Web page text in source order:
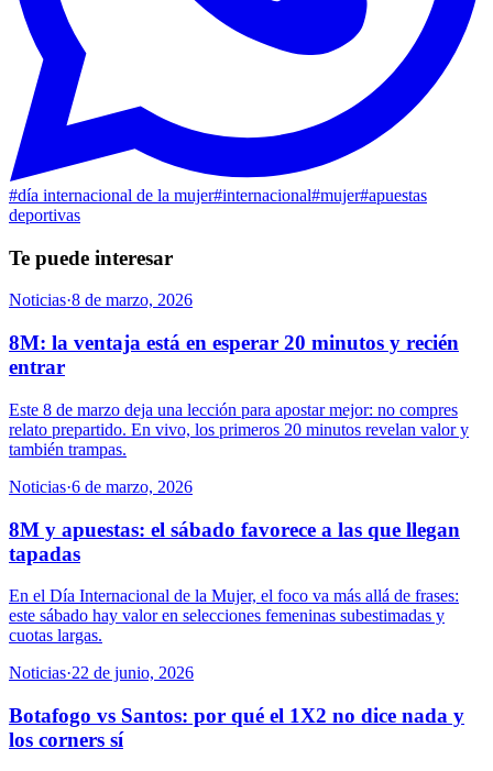
#día internacional de la mujer#internacional#mujer#apuestas
deportivas
Te puede interesar
Noticias·8 de marzo, 2026
8M: la ventaja está en esperar 20 minutos y recién
entrar
Este 8 de marzo deja una lección para apostar mejor: no compres
relato prepartido. En vivo, los primeros 20 minutos revelan valor y
también trampas.
Noticias·6 de marzo, 2026
8M y apuestas: el sábado favorece a las que llegan
tapadas
En el Día Internacional de la Mujer, el foco va más allá de frases:
este sábado hay valor en selecciones femeninas subestimadas y
cuotas largas.
Noticias·22 de junio, 2026
Botafogo vs Santos: por qué el 1X2 no dice nada y
los corners sí